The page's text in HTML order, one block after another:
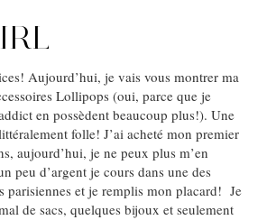
Aujourd’hui, je vais vous montrer ma
Lollipops (oui, parce que je
en possèdent beaucoup plus!). Une
folle! J’ai acheté mon premier
aujourd’hui, je ne peux plus m’en
peu d’argent je cours dans une des
parisiennes et je remplis mon placard! Je
de sacs, quelques bijoux et seulement